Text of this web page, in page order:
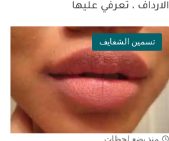
الارداف ، تعرفي عليها
تسمين الشفايف
منذ بضع لحظات